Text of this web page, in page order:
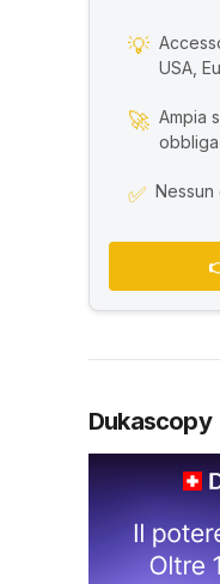
💡
USA,
🚀 Ampia
✅ Nessun
Dukascopy